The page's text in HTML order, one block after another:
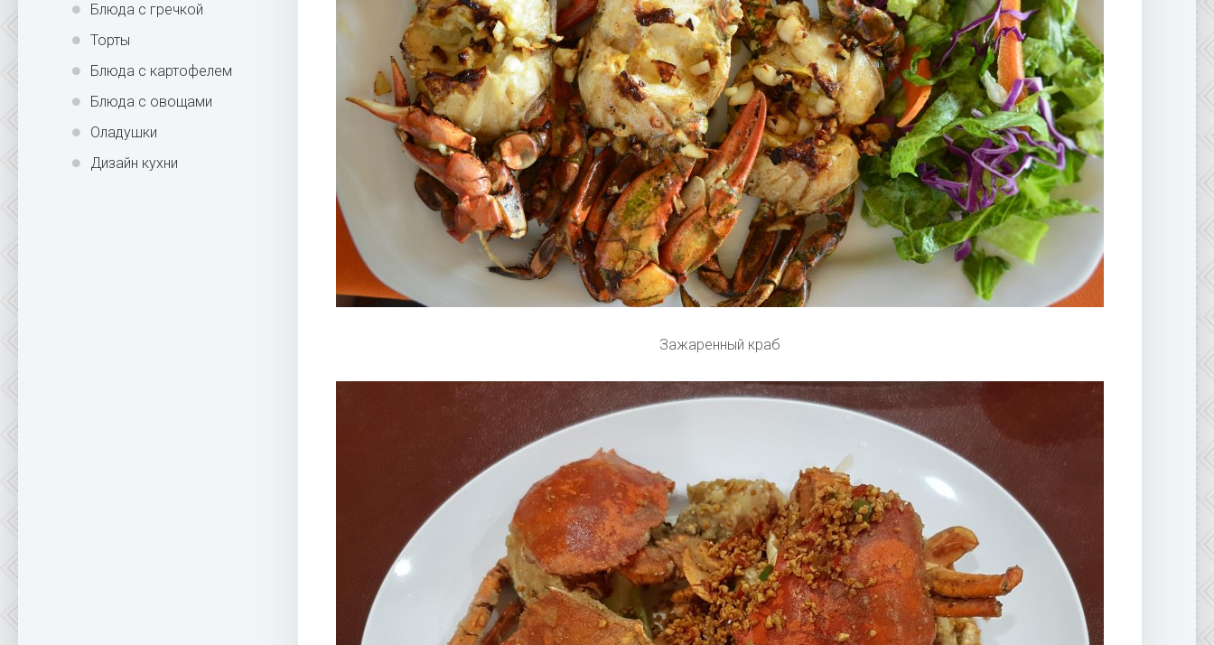
Блюда с гречкой
Торты
Блюда с картофелем
Блюда с овощами
Оладушки
Дизайн кухни
Зажаренный краб